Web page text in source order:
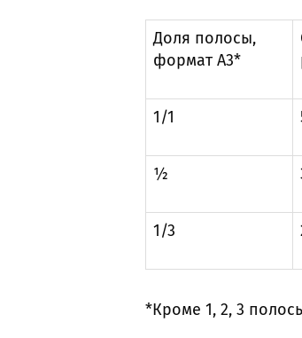
Доля полосы,
формат А3*
1/1
½
1/3
*Кроме 1, 2, 3